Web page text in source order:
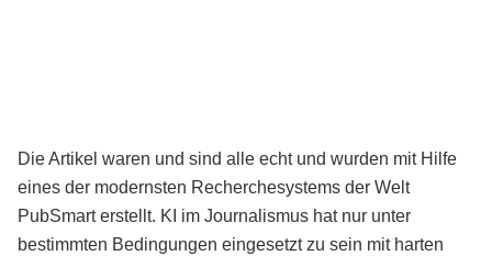
Die Artikel waren und sind alle echt und wurden mit Hilfe
eines der modernsten Recherchesystems der Welt
PubSmart erstellt. KI im Journalismus hat nur unter
bestimmten Bedingungen eingesetzt zu sein mit harten